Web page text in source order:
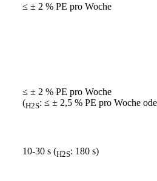
≤ ± 2 % PE pro Woche
≤ ± 2 % PE pro Woche
(H2S: ≤ ± 2,5 % PE pro Woche
10-30 s (H2S: 180 s)